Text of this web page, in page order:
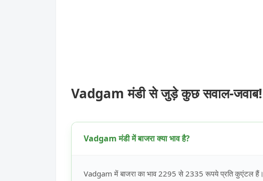
Vadgam मंडी से जुड़े कुछ सवाल-जवाब!
Vadgam मंडी में बाजरा क्या भाव है?
Vadgam में बाजरा का भाव 2295 से 2335 रूपये प्रति कुएंटल हैं।